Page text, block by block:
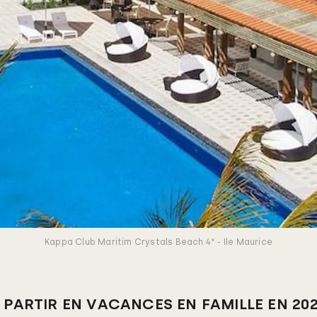
Kappa Club Maritim Crystals Beach 4* - Ile Maurice
PARTIR EN VACANCES EN FAMILLE EN